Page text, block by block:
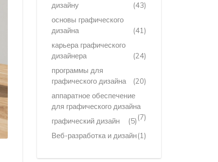
дизайну
(43)
основы графического
дизайна
(41)
карьера графического
дизайнера
(24)
программы для
графического дизайна
(20)
аппаратное обеспечение
для графического дизайна
(7)
графический дизайн
(5)
Веб-разработка и дизайн(1)